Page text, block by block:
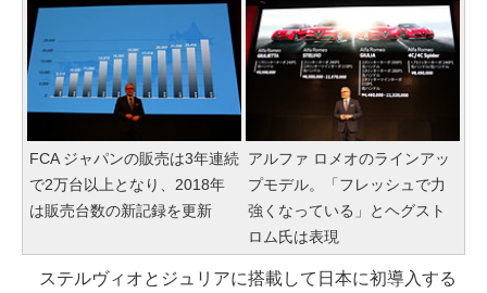
FCA ジャパンの販売は3年連続
で2万台以上となり、2018年
は販売台数の新記録を更新
アルファ ロメオのラインアッ
プモデル。「フレッシュで力
強くなっている」とヘグスト
ロム氏は表現
ステルヴィオとジュリアに搭載して日本に初導入する